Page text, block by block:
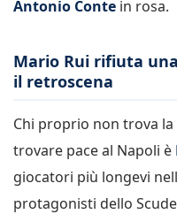
Antonio Conte in rosa.
Mario Rui rifiuta
il retroscena
Chi proprio non trova
trovare pace al Napoli è
giocatori più longevi
protagonisti dello